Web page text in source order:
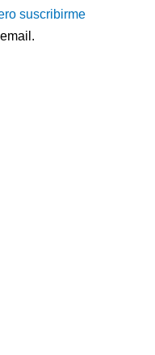
suscribirme